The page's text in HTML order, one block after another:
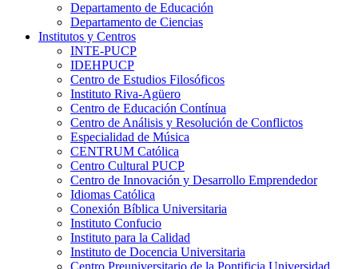
Departamento de Educación
Departamento de Ciencias
Institutos y Centros
INTE-PUCP
IDEHPUCP
Centro de Estudios Filosóficos
Instituto Riva-Agüero
Centro de Educación Contínua
Centro de Análisis y Resolución de Conflictos
Especialidad de Música
CENTRUM Católica
Centro Cultural PUCP
Centro de Innovación y Desarrollo Emprendedor
Idiomas Católica
Conexión Bíblica Universitaria
Instituto Confucio
Instituto para la Calidad
Instituto de Docencia Universitaria
Centro Preuniversitario de la Pontificia Universidad